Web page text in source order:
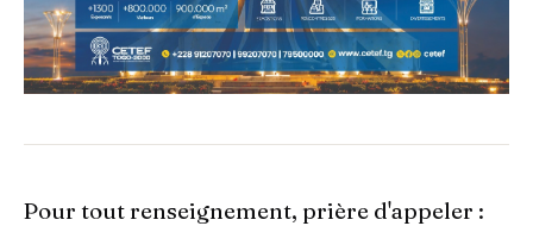
Pour tout renseignement, prière d'appeler :